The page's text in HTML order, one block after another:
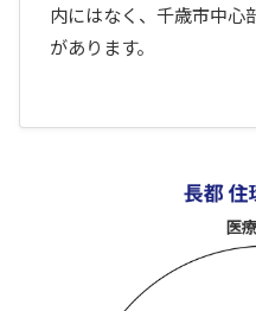
内にはなく、千歳市中心
があります。